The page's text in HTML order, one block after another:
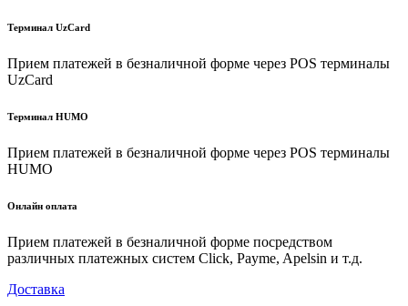
Терминал UzCard
Прием платежей в безналичной форме через POS терминалы
UzCard
Терминал HUMO
Прием платежей в безналичной форме через POS терминалы
HUMO
Онлайн оплата
Прием платежей в безналичной форме посредством
различных платежных систем Click, Payme, Apelsin и т.д.
Доставка